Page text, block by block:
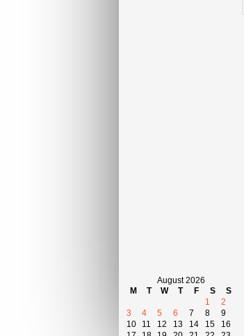
August 2026
M
T W T F S
S
1
2
3
4 5 6 7 8
9
10
11 12 13 14 15
16